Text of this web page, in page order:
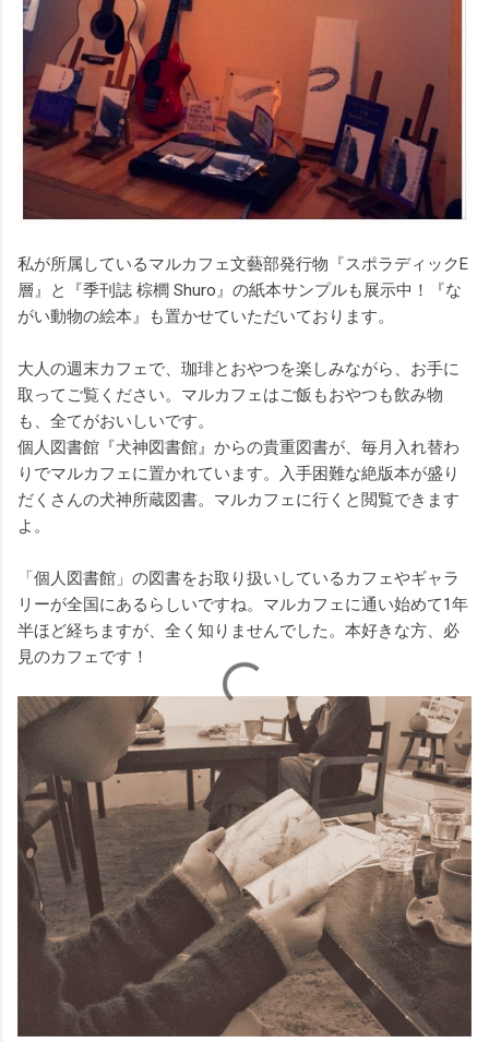
私が所属しているマルカフェ文藝部発行物『スポラディックE
層』と『季刊誌 棕櫚 Shuro』の紙本サンプルも展示中！『な
がい動物の絵本』も置かせていただいております。
大人の週末カフェで、珈琲とおやつを楽しみながら、お手に
取ってご覧ください。マルカフェはご飯もおやつも飲み物
も、全てがおいしいです。
個人図書館『犬神図書館』からの貴重図書が、毎月入れ替わ
りでマルカフェに置かれています。入手困難な絶版本が盛り
だくさんの犬神所蔵図書。マルカフェに行くと閲覧できます
よ。
「個人図書館」の図書をお取り扱いしているカフェやギャラ
リーが全国にあるらしいですね。マルカフェに通い始めて1年
半ほど経ちますが、全く知りませんでした。本好きな方、必
見のカフェです！